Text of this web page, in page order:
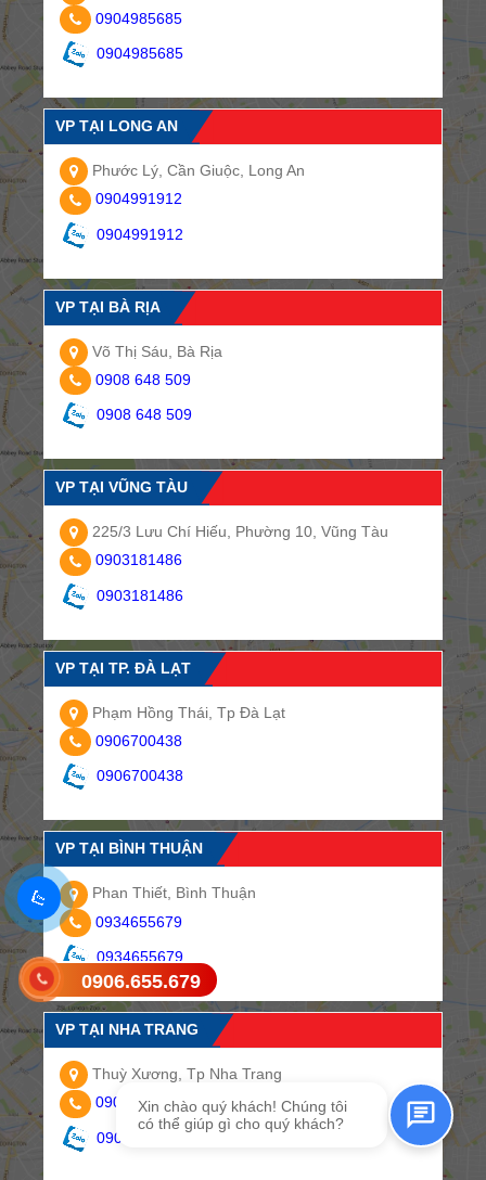
0904985685
0904985685
VP TẠI LONG AN
Phước Lý, Cần Giuộc, Long An
0904991912
0904991912
VP TẠI BÀ RỊA
Võ Thị Sáu, Bà Rịa
0908 648 509
0908 648 509
VP TẠI VŨNG TÀU
225/3 Lưu Chí Hiếu, Phường 10, Vũng Tàu
0903181486
0903181486
VP TẠI TP. ĐÀ LẠT
Phạm Hồng Thái, Tp Đà Lạt
0906700438
0906700438
VP TẠI BÌNH THUẬN
Phan Thiết, Bình Thuận
0934655679
0934655679
VP TẠI NHA TRANG
Thuỳ Xương, Tp Nha Trang
0904985685
0904985685
0906.655.679
Xin chào quý khách! Chúng tôi
có thể giúp gì cho quý khách?